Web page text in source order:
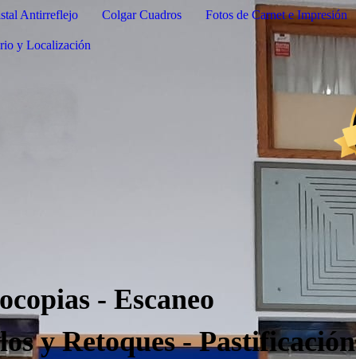
Antirreflejo Colgar Cuadros Fotos de Carnet e Impresión
y Localización
- Escaneo
y Retoques - Pastificación